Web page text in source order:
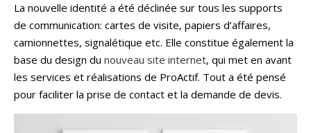
La nouvelle identité a été déclinée sur tous les supports
de communication: cartes de visite, papiers d’affaires,
camionnettes, signalétique etc. Elle constitue également la
base du design du nouveau site internet, qui met en avant
les services et réalisations de ProActif. Tout a été pensé
pour faciliter la prise de contact et la demande de devis.